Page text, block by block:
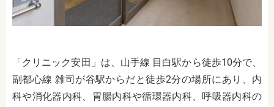
「クリニック安田」は、山手線 目白駅から徒歩10分で、
副都心線 雑司が谷駅からだと徒歩2分の場所にあり、 内
科や消化器内科、胃腸内科や循環器内科、呼吸器内科の